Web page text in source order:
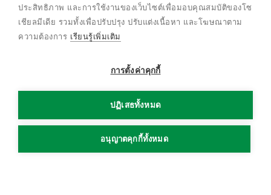
ประสิทธิภาพ และการใช้งานของเว็บไซต์เพื่อมอบคุณสมบัติของโซ
เชียลมีเดีย รวมทั้งเพื่อปรับปรุง ปรับแต่งเนื้อหา และโฆษณาตาม
ความต้องการ เรียนรู้เพิ่มเติม
การตั้งค่าคุกกี้
ปฏิเสธทั้งหมด
อนุญาตคุกกี้ทั้งหมด
© สงวนลิขสิทธิ์ พ.ศ. 2569 บริษัท เครือเจริญ
นโยบายการใช้งานคุกกี้